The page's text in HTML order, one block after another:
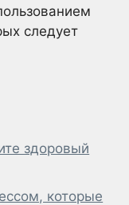
следует
здоровый
которые